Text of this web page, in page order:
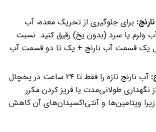
برای جلوگیری از تحریک معده، آب
آب ولرم یا سرد (بدون یخ) رقیق کنید. نسبت
یک قسمت آب نارنج + یک تا دو قسمت آب
آب نارنج تازه را فقط تا ۲۴ ساعت در یخچال
نگهداری طولانی‌مدت یا فریز کردن مکرر
ویتامین‌ها و آنتی‌اکسیدان‌های آن کاهش